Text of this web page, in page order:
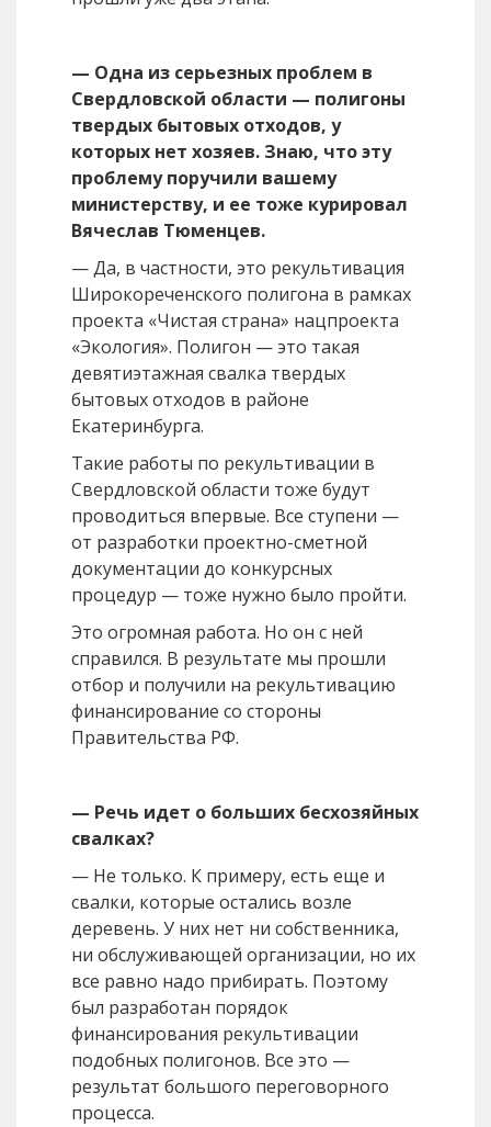
— Одна из серьезных проблем в
Свердловской области — полигоны
твердых бытовых отходов, у
которых нет хозяев. Знаю, что эту
проблему поручили вашему
министерству, и ее тоже курировал
Вячеслав Тюменцев.
— Да, в частности, это рекультивация
Широкореченского полигона в рамках
проекта «Чистая страна» нацпроекта
«Экология». Полигон — это такая
девятиэтажная свалка твердых
бытовых отходов в районе
Екатеринбурга.
Такие работы по рекультивации в
Свердловской области тоже будут
проводиться впервые. Все ступени —
от разработки проектно-сметной
документации до конкурсных
процедур — тоже нужно было пройти.
Это огромная работа. Но он с ней
справился. В результате мы прошли
отбор и получили на рекультивацию
финансирование со стороны
Правительства РФ.
— Речь идет о больших бесхозяйных
свалках?
— Не только. К примеру, есть еще и
свалки, которые остались возле
деревень. У них нет ни собственника,
ни обслуживающей организации, но их
все равно надо прибирать. Поэтому
был разработан порядок
финансирования рекультивации
подобных полигонов. Все это —
результат большого переговорного
процесса.